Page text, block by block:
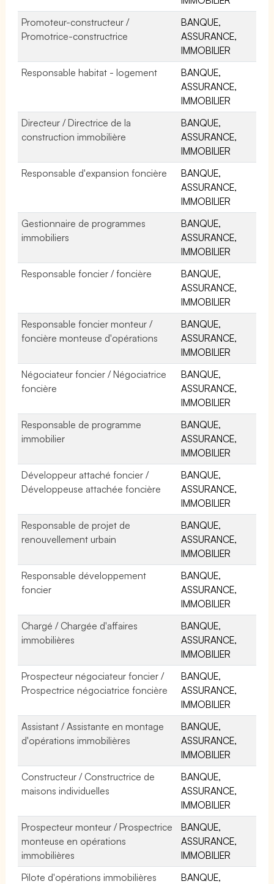
Promoteur-constructeur /
Promotrice-constructrice
BANQUE,
ASSURANCE,
IMMOBILIER
Responsable habitat - logement
BANQUE,
ASSURANCE,
IMMOBILIER
Directeur / Directrice de la
construction immobilière
BANQUE,
ASSURANCE,
IMMOBILIER
Responsable d'expansion foncière
BANQUE,
ASSURANCE,
IMMOBILIER
Gestionnaire de programmes
immobiliers
BANQUE,
ASSURANCE,
IMMOBILIER
Responsable foncier / foncière
BANQUE,
ASSURANCE,
IMMOBILIER
Responsable foncier monteur /
foncière monteuse d'opérations
BANQUE,
ASSURANCE,
IMMOBILIER
Négociateur foncier / Négociatrice
foncière
BANQUE,
ASSURANCE,
IMMOBILIER
Responsable de programme
immobilier
BANQUE,
ASSURANCE,
IMMOBILIER
Développeur attaché foncier /
Développeuse attachée foncière
BANQUE,
ASSURANCE,
IMMOBILIER
Responsable de projet de
renouvellement urbain
BANQUE,
ASSURANCE,
IMMOBILIER
Responsable développement
foncier
BANQUE,
ASSURANCE,
IMMOBILIER
Chargé / Chargée d'affaires
immobilières
BANQUE,
ASSURANCE,
IMMOBILIER
Prospecteur négociateur foncier /
Prospectrice négociatrice foncière
BANQUE,
ASSURANCE,
IMMOBILIER
Assistant / Assistante en montage
d'opérations immobilières
BANQUE,
ASSURANCE,
IMMOBILIER
Constructeur / Constructrice de
maisons individuelles
BANQUE,
ASSURANCE,
IMMOBILIER
Prospecteur monteur / Prospectrice
monteuse en opérations
immobilières
BANQUE,
ASSURANCE,
IMMOBILIER
Pilote d'opérations immobilières
BANQUE,